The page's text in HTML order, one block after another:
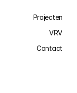
Projecten
VRV
Contact